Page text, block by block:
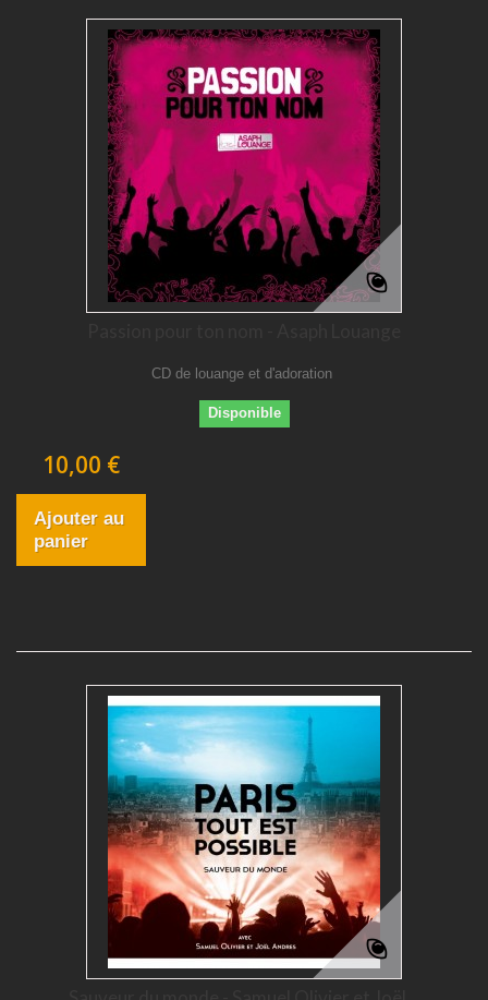
CD de louange et d'adoration
Disponible
10,00 €
Ajouter au
panier